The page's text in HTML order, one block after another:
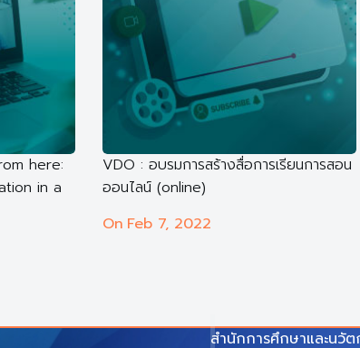
here:
in a
VDO : อบรมการสร้างสื่อการเรียนการสอน
ออนไลน์ (online)
On Feb 7, 2022
สำนักการศึกษาและนวัต